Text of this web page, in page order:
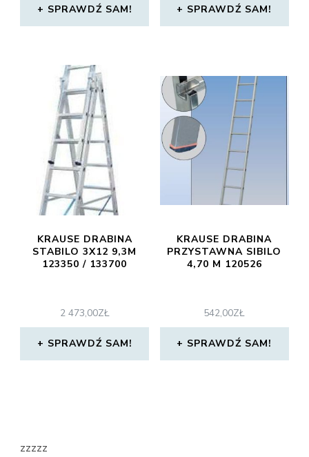
SPRAWDŹ SAM! SPRAWDŹ SAM!
KRAUSE DRABINA
STABILO 3X12 9,3M
123350 / 133700
2 473,00ZŁ
SPRAWDŹ SAM!
KRAUSE DRABINA
PRZYSTAWNA SIBILO
4,70 M 120526
542,00ZŁ
SPRAWDŹ SAM!
zzzzz